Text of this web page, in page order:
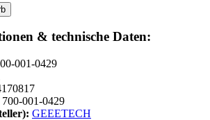
& technische Daten:
001-0429
700-001-0429
GEEETECH